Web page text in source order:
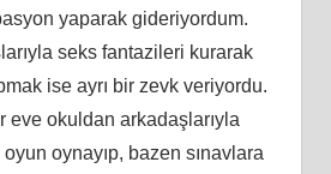
yaparak gideriyordum.
seks fantazileri kurarak
ise ayrı bir zevk veriyordu.
eve okuldan arkadaşlarıyla
oynayıp, bazen sınavlara